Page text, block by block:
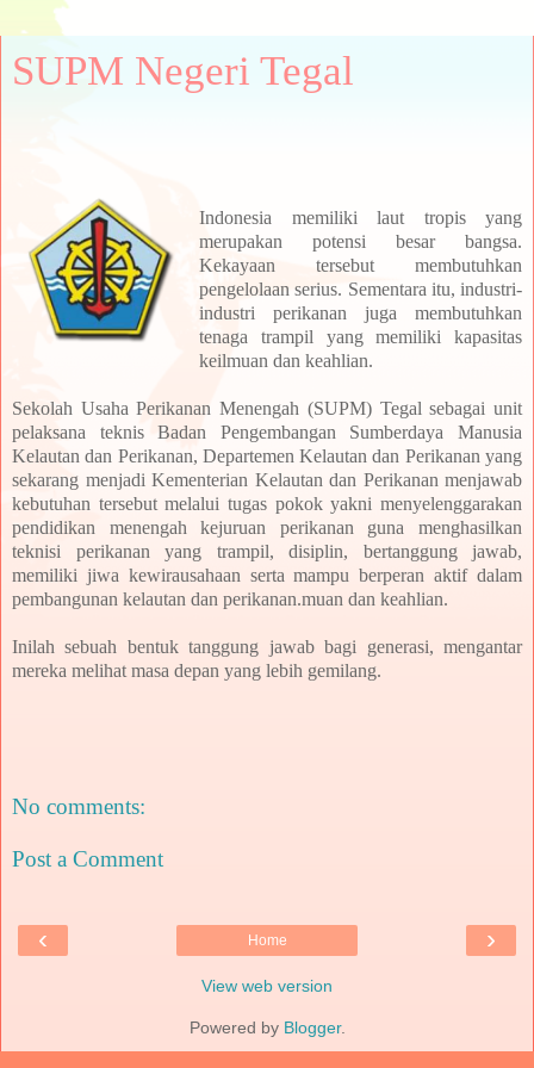
SUPM Negeri Tegal
Indonesia memiliki laut tropis yang
merupakan potensi besar bangsa.
Kekayaan tersebut membutuhkan
pengelolaanserius. Sementara itu, industri-
industri perikanan juga membutuhkan
tenaga trampil yang memiliki kapasitas
keilmuan dan keahlian.
Sekolah Usaha Perikanan Menengah (SUPM) Tegal sebagai unit
pelaksana teknis Badan Pengembangan Sumberdaya Manusia
Kelautan dan Perikanan, Departemen Kelautan dan Perikanan yang
sekarang menjadi Kementerian Kelautan dan Perikanan menjawab
kebutuhan tersebut melalui tugas pokok yakni menyelenggarakan
pendidikan menengah kejuruan perikanan guna menghasilkan
teknisi perikanan yang trampil, disiplin, bertanggung jawab,
memiliki jiwa kewirausahaan serta mampu berperan aktif dalam
pembangunan kelautan dan perikanan.muan dan keahlian.
Inilah sebuah bentuk tanggung jawab bagi generasi, mengantar
mereka melihat masa depan yang lebih gemilang.
No comments:
Post a Comment
‹ ›
Home
View web version
Powered by Blogger.